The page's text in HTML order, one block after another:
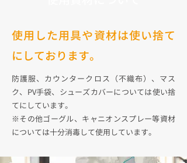
使用した用具や資材は使い捨て
にしております。
防護服、カウンタークロス（不織布）、マス
ク、PV手袋、シューズカバーについては使い捨
てにしています。
※その他ゴーグル、キャニオンスプレー等資材
については十分消毒して使用しています。